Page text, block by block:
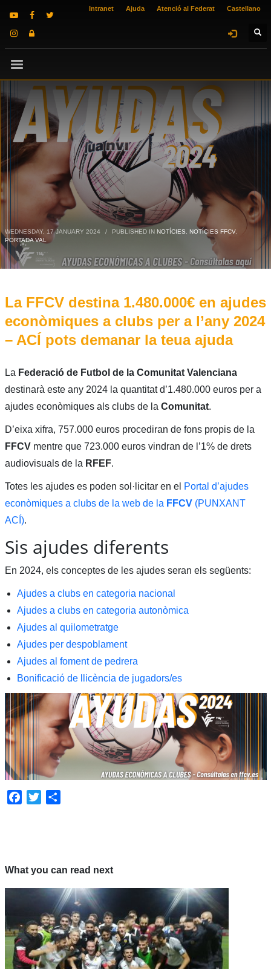
Intranet Ajuda Atenció al Federat Castellano
WEDNESDAY, 17 JANUARY 2024 / PUBLISHED IN NOTÍCIES NOTÍCIES FFCV,
PORTADA VAL
La FFCV destina 1.480.000€ en ajudes
econòmiques a clubs per a l’any 2024
– ACÍ pots demanar la teua ajuda
La Federació de Futbol de la Comunitat Valenciana
destinarà este any 2024 la quantitat d’1.480.000 euros per a
ajudes econòmiques als clubs de la Comunitat.
D’eixa xifra, 757.000 euros procediran de fons propis de la
FFCV mentre que 723.000 euros vindran de l’1% de drets
audiovisuals de la RFEF.
Totes les ajudes es poden sol·licitar en el Portal d’ajudes
econòmiques a clubs de la web de la FFCV (PUNXANT
ACÍ).
Sis ajudes diferents
En 2024, els conceptes de les ajudes seran els següents:
Ajudes a clubs en categoria nacional
Ajudes a clubs en categoria autonòmica
Ajudes al quilometratge
Ajudes per despoblament
Ajudes al foment de pedrera
Bonificació de llicència de jugadors/es
Facebook
Twitter
What you can read next